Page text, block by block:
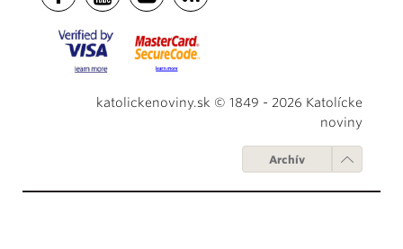
katolickenoviny.sk © 1849 - 2026 Katolícke
noviny
Archív